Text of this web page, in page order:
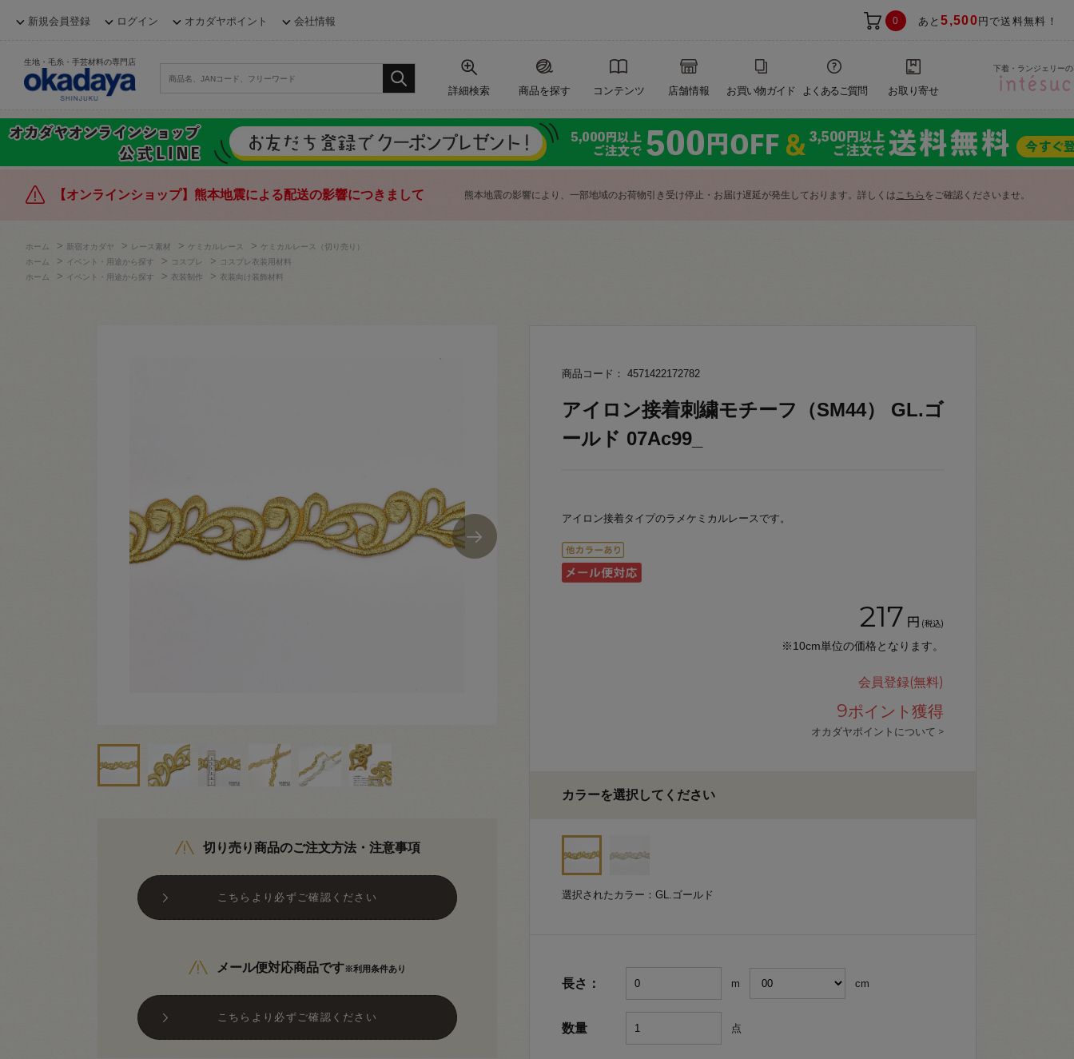
新規会員登録 ログイン オカダヤポイント 会社情報 0 あと5,500 円で送料無料！
生地・毛糸・手芸材料の専門店
詳細検索 商品を探す コンテンツ 店舗情報 お買い物ガイド よくあるご質問 お取り寄せ
下着・ランジェリー
【オンラインショップ】熊本地震による配送の影響につきまして 熊本地震の影響により、一部地域のお荷物引き受け停止・お届け遅延が発生しております。詳しくはこちら をご確認くださいませ。
ホーム > 新宿オカダヤ > レース素材 > ケミカルレース > ケミカルレース（切り売り）
ホーム
> イベント・用途から探す > コスプレ >
コスプレ衣装用材料
ホーム
> イベント・用途から探す > 衣装制作 > 衣装向け装飾材料
切り売り商品のご注文方法・注意事項
こちらより必ずご確認ください
メール便対応商品です※利用条件あり
こちらより必ずご確認ください
商品コード： 4571422172782
アイロン接着刺繍モチーフ（SM44） GL.ゴ
ールド 07Ac99_
アイロン接着タイプのラメケミカルレースです。
217 円 (税込)
※10cm単位の価格となります。
会員登録(無料)
9ポイント獲得
オカダヤポイントについて >
カラーを選択してください
選択されたカラー：GL.ゴールド
長さ： m cm
数量 点